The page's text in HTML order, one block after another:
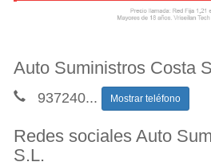
Auto Suministros Costa
937240... Mostrar teléfono
Redes sociales Auto
S.L.